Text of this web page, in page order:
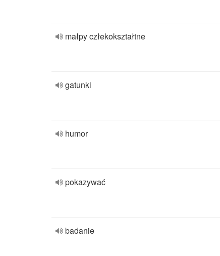
małpy człekokształtne
gatunki
humor
pokazywać
badanie